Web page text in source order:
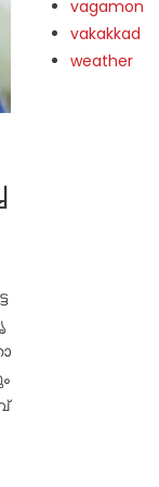
vagamon
vakakkad
weather